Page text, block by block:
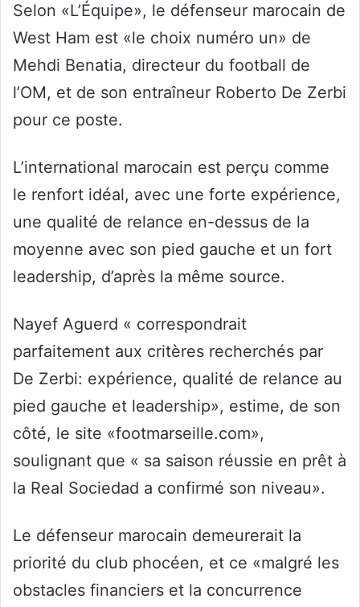
Selon «L’Équipe», le défenseur marocain de
West Ham est «le choix numéro un» de
Mehdi Benatia, directeur du football de
l’OM, et de son entraîneur Roberto De Zerbi
pour ce poste.
L’international marocain est perçu comme
le renfort idéal, avec une forte expérience,
une qualité de relance en-dessus de la
moyenne avec son pied gauche et un fort
leadership, d’après la même source.
Nayef Aguerd « correspondrait
parfaitement aux critères recherchés par
De Zerbi: expérience, qualité de relance au
pied gauche et leadership», estime, de son
côté, le site «footmarseille.com»,
soulignant que « sa saison réussie en prêt à
la Real Sociedad a confirmé son niveau».
Le défenseur marocain demeurerait la
priorité du club phocéen, et ce «malgré les
obstacles financiers et la concurrence